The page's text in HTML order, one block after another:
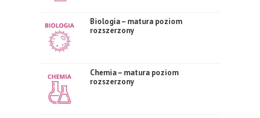
Biologia – matura poziom
rozszerzony
Chemia – matura poziom
rozszerzony